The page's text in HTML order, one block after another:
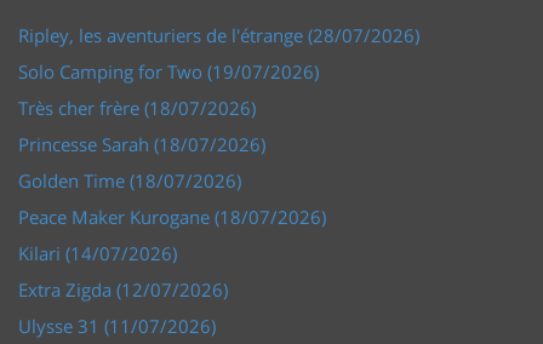
Ripley, les aventuriers de l'étrange (28/07/2026)
Solo Camping for Two (19/07/2026)
Très cher frère (18/07/2026)
Princesse Sarah (18/07/2026)
Golden Time (18/07/2026)
Peace Maker Kurogane (18/07/2026)
Kilari (14/07/2026)
Extra Zigda (12/07/2026)
Ulysse 31 (11/07/2026)